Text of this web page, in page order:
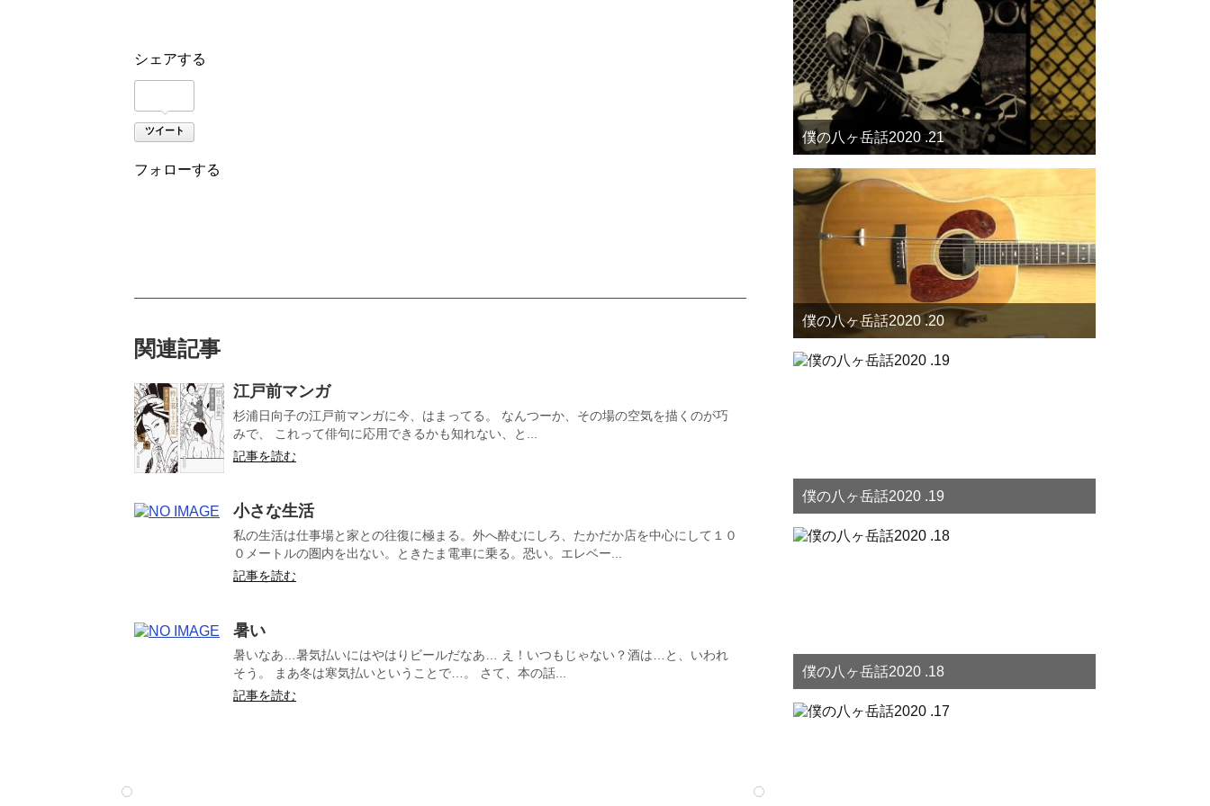
シェアする
ツイート
フォローする
関連記事
江戸前マンガ
杉浦日向子の江戸前マンガに今、はまってる。 なんつーか、その場の空気を描くのが巧
みで、 これって俳句に応用できるかも知れない、と...
記事を読む
小さな生活
私の生活は仕事場と家との往復に極まる。外へ酔むにしろ、たかだか店を中心にして１０
０メートルの圏内を出ない。ときたま電車に乗る。恐い。エレベー...
記事を読む
暑い
暑いなあ…暑気払いにはやはりビールだなあ… え！いつもじゃない？酒は…と、いわれ
そう。 まあ冬は寒気払いということで…。 さて、本の話...
記事を読む
僕の八ヶ岳話2020 .21
僕の八ヶ岳話2020 .20
僕の八ヶ岳話2020 .19
僕の八ヶ岳話2020 .18